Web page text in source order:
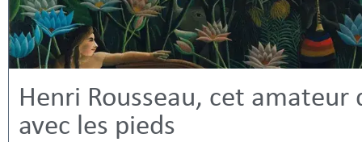
Henri Rousseau, cet amateur
avec les pieds